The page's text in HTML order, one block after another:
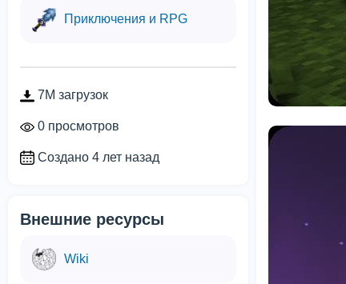
Приключения и RPG
7M загрузок
0 просмотров
Создано 4 лет назад
Внешние ресурсы
Wiki